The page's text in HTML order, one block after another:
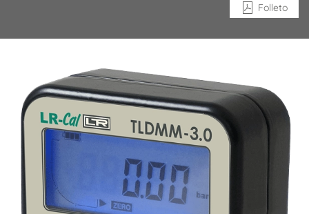
Folleto